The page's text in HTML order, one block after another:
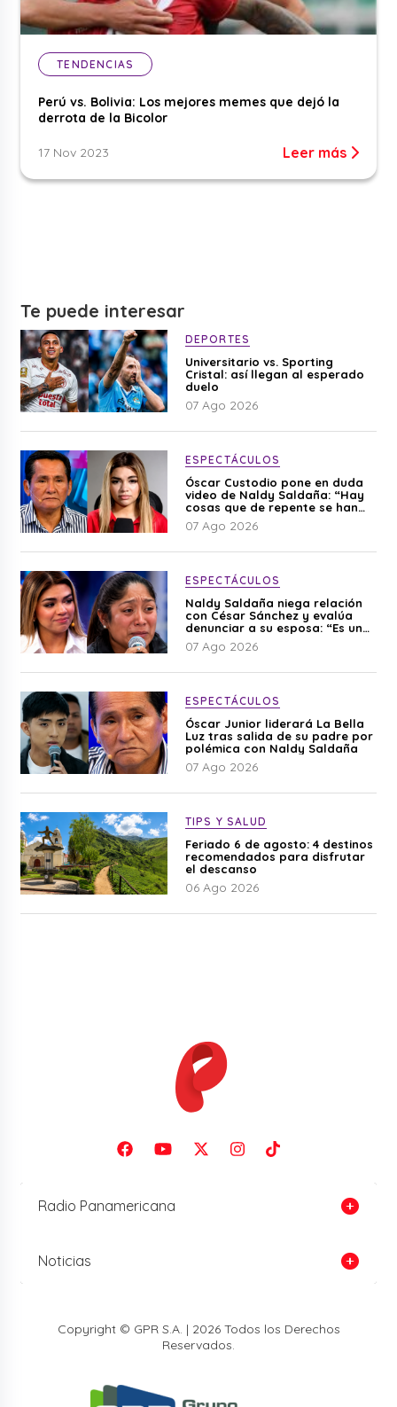
TENDENCIAS
Perú vs. Bolivia: Los mejores memes que dejó la
derrota de la Bicolor
17 Nov 2023 Leer más
Te puede interesar
DEPORTES
Universitario vs. Sporting
Cristal: así llegan al esperado
duelo
07 Ago 2026
ESPECTÁCULOS
Óscar Custodio pone en duda
video de Naldy Saldaña: “Hay
cosas que de repente se han
editado”
07 Ago 2026
ESPECTÁCULOS
Naldy Saldaña niega relación
con César Sánchez y evalúa
denunciar a su esposa: “Es una
difamación”
07 Ago 2026
ESPECTÁCULOS
Óscar Junior liderará La Bella
Luz tras salida de su padre por
polémica con Naldy Saldaña
07 Ago 2026
TIPS Y SALUD
Feriado 6 de agosto: 4 destinos
recomendados para disfrutar
el descanso
06 Ago 2026
Radio Panamericana
Noticias
Copyright © GPR S.A. | 2026 Todos los Derechos
Reservados.